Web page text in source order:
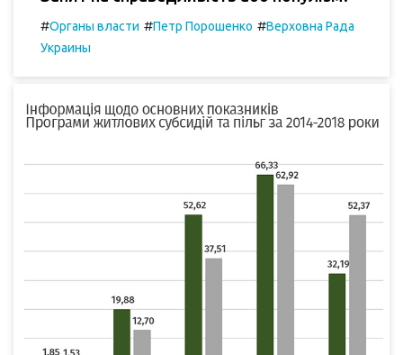
#Органы власти #Петр Порошенко #Верховна Рада
Украины